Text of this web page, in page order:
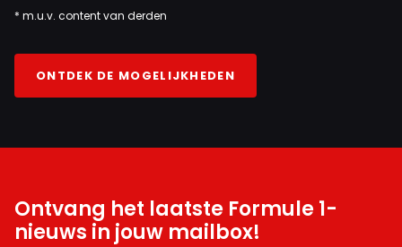
* m.u.v. content van derden
ONTDEK DE MOGELIJKHEDEN
Ontvang het laatste Formule 1-
nieuws in jouw mailbox!